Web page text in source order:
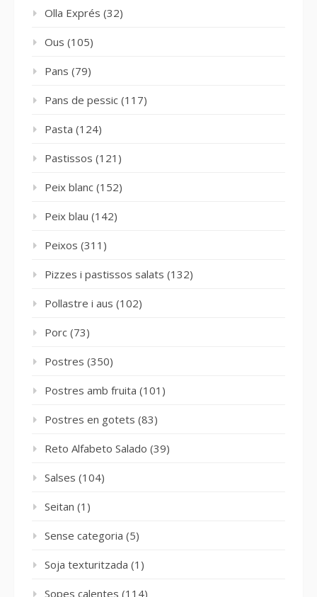
Olla Exprés (32)
Ous (105)
Pans (79)
Pans de pessic (117)
Pasta (124)
Pastissos (121)
Peix blanc (152)
Peix blau (142)
Peixos (311)
Pizzes i pastissos salats (132)
Pollastre i aus (102)
Porc (73)
Postres (350)
Postres amb fruita (101)
Postres en gotets (83)
Reto Alfabeto Salado (39)
Salses (104)
Seitan (1)
Sense categoria (5)
Soja texturitzada (1)
Sopes calentes (114)